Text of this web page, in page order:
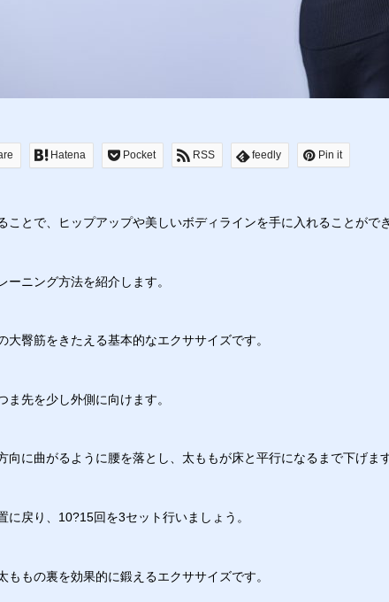
Hatena Pocket RSS feedly Pin it
ことで、ヒップアップや美しいボディラインを手に入れることができ
ーニング方法を紹介します。
大臀筋をきたえる基本的なエクササイズです。
ま先を少し外側に向けます。
向に曲がるように腰を落とし、太ももが床と平行になるまで下げます
に戻り、10?15回を3セット行いましょう。
ももの裏を効果的に鍛えるエクササイズです。